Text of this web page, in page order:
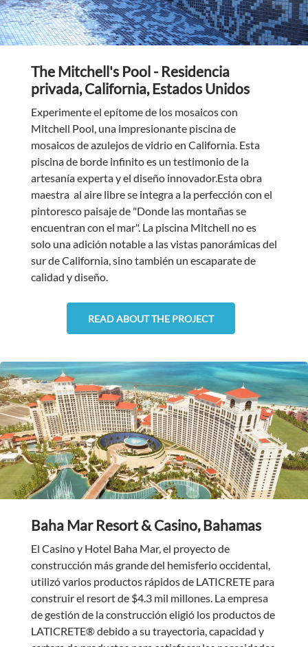
The Mitchell's Pool - Residencia
privada, California, Estados Unidos
Experimente el epítome de los mosaicos con
Mitchell Pool, una impresionante piscina de
mosaicos de azulejos de vidrio en California. Esta
piscina de borde infinito es un testimonio de la
artesanía experta y el diseño innovador.Esta obra
maestra al aire libre se integra a la perfección con el
pintoresco paisaje de "Donde las montañas se
encuentran con el mar". La piscina Mitchell no es
solo una adición notable a las vistas panorámicas del
sur de California, sino también un escaparate de
calidad y diseño.
READ ABOUT THE PROJECT
Baha Mar Resort & Casino, Bahamas
El Casino y Hotel Baha Mar, el proyecto de
construcción más grande del hemisferio occidental,
utilizó varios productos rápidos de LATICRETE para
construir el resort de $4.3 mil millones. La empresa
de gestión de la construcción eligió los productos de
LATICRETE® debido a su trayectoria, capacidad y